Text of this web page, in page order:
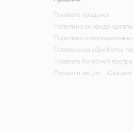
Правила продажи
Политика
Политика использования
Согласие на обработку
Правила бонусной
Правила акции – Скидка